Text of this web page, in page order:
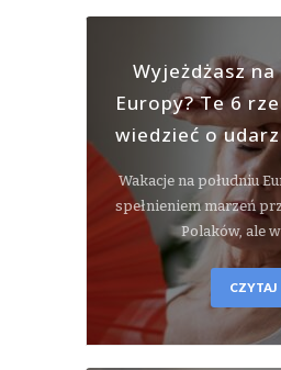
Wyjeżdżasz na
Europy? Te 6
wiedzieć o
Wakacje na południu
spełnieniem marzeń
Polaków, ale
CZYTAJ